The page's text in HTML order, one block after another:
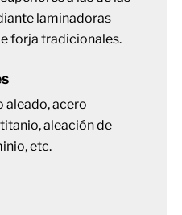
laminadoras
forja tradicionales.
aleado, acero
aleación de
etc.